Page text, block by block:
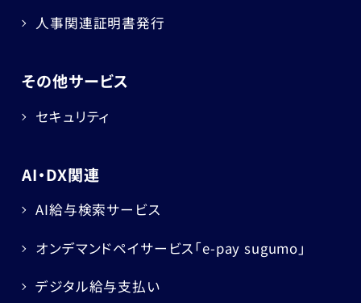
人事関連証明書発行
その他サービス
セキュリティ
AI・DX関連
AI給与検索サービス
オンデマンドペイサービス「e-pay sugumo」
デジタル給与支払い